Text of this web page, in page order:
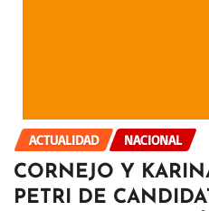
ACTUALIDAD NACIONAL
CORNEJO Y
PETRI DE